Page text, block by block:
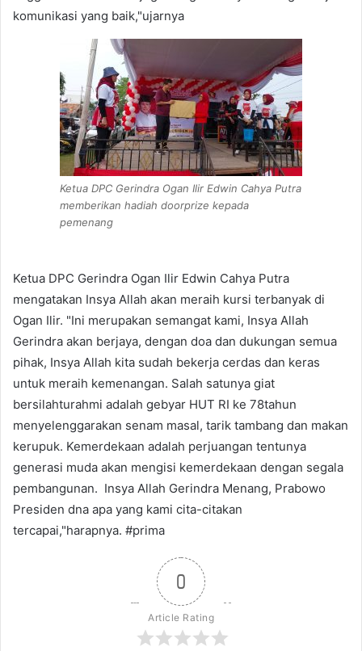
komunikasi yang baik,"ujarnya
Ketua DPC Gerindra Ogan Ilir Edwin Cahya Putra
memberikan hadiah doorprize kepada
pemenang
Ketua DPC Gerindra Ogan Ilir Edwin Cahya Putra
mengatakan Insya Allah akan meraih kursi terbanyak di
Ogan Ilir. "Ini merupakan semangat kami, Insya Allah
Gerindra akan berjaya, dengan doa dan dukungan semua
pihak, Insya Allah kita sudah bekerja cerdas dan keras
untuk meraih kemenangan. Salah satunya giat
bersilahturahmi adalah gebyar HUT RI ke 78tahun
menyelenggarakan senam masal, tarik tambang dan makan
kerupuk. Kemerdekaan adalah perjuangan tentunya
generasi muda akan mengisi kemerdekaan dengan segala
pembangunan. Insya Allah Gerindra Menang, Prabowo
Presiden dna apa yang kami cita-citakan
tercapai,"harapnya. #prima
0
Article Rating